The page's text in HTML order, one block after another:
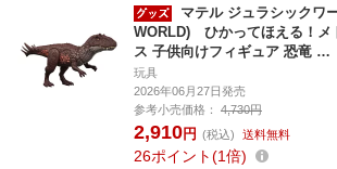
マテル ジュラシックワ
WORLD) ひかってほえる！メ
ス 子供向けフィギュア 恐竜 …
玩具
2026年06月27日発売
参考小売価格：
4,730円
2,910円 (税込) 送料無料
26ポイント 1倍